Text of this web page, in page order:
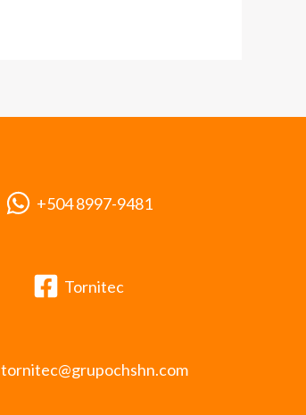
+504 8997-9481
Tornitec
tornitec@grupochshn.com